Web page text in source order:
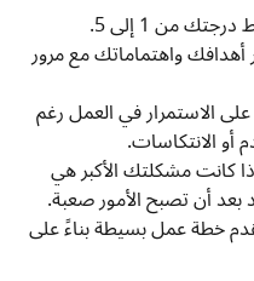
من 1 إلى 5.
واهتماماتك مع مرور
الاستمرار في العمل رغم
أو الانتكاسات.
كانت مشكلتك الأكبر هي
أن تصبح الأمور صعبة.
خطة عمل بسيطة بناءً على